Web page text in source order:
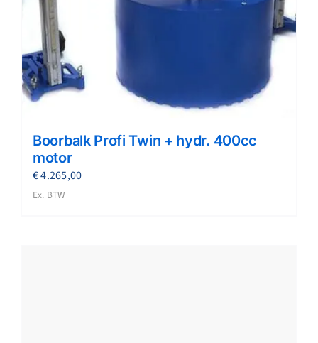
Boorbalk Profi Twin + hydr. 400cc
motor
€4.265,00
Ex. BTW